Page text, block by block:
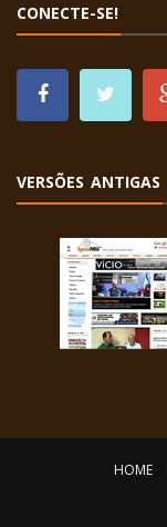
CONECTE-SE!
VERSÕES ANTIGAS
HOME